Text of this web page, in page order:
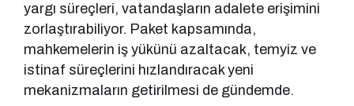
yargı süreçleri, vatandaşların adalete erişimini
zorlaştırabiliyor. Paket kapsamında,
mahkemelerin iş yükünü azaltacak, temyiz ve
istinaf süreçlerini hızlandıracak yeni
mekanizmaların getirilmesi de gündemde.